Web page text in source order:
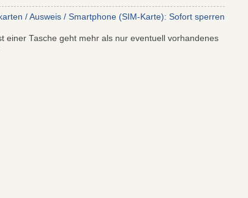
/ Ausweis / Smartphone (SIM-Karte): Sofort sperren
einer Tasche geht mehr als nur eventuell vorhandenes